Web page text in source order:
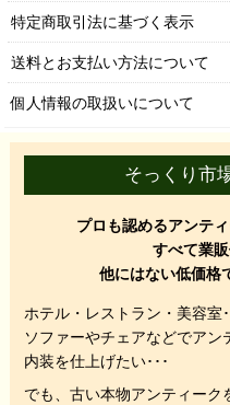
特定商取引法に基づく表示
送料とお支払い方法について
個人情報の取扱いについて
そっくり市
プロも認めるアンテ
すべて業
他にはない低価格
ホテル・レストラン・美容室
ソファーやチェアなどでアン
内装を仕上げたい･･･
でも、 古い本物アンティーク